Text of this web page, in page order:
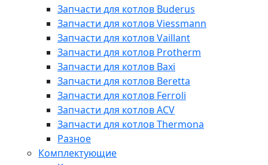
Запчасти для котлов Buderus
Запчасти для котлов Viessmann
Запчасти для котлов Vaillant
Запчасти для котлов Protherm
Запчасти для котлов Baxi
Запчасти для котлов Beretta
Запчасти для котлов Ferroli
Запчасти для котлов ACV
Запчасти для котлов Thermona
Разное
Комплектующие